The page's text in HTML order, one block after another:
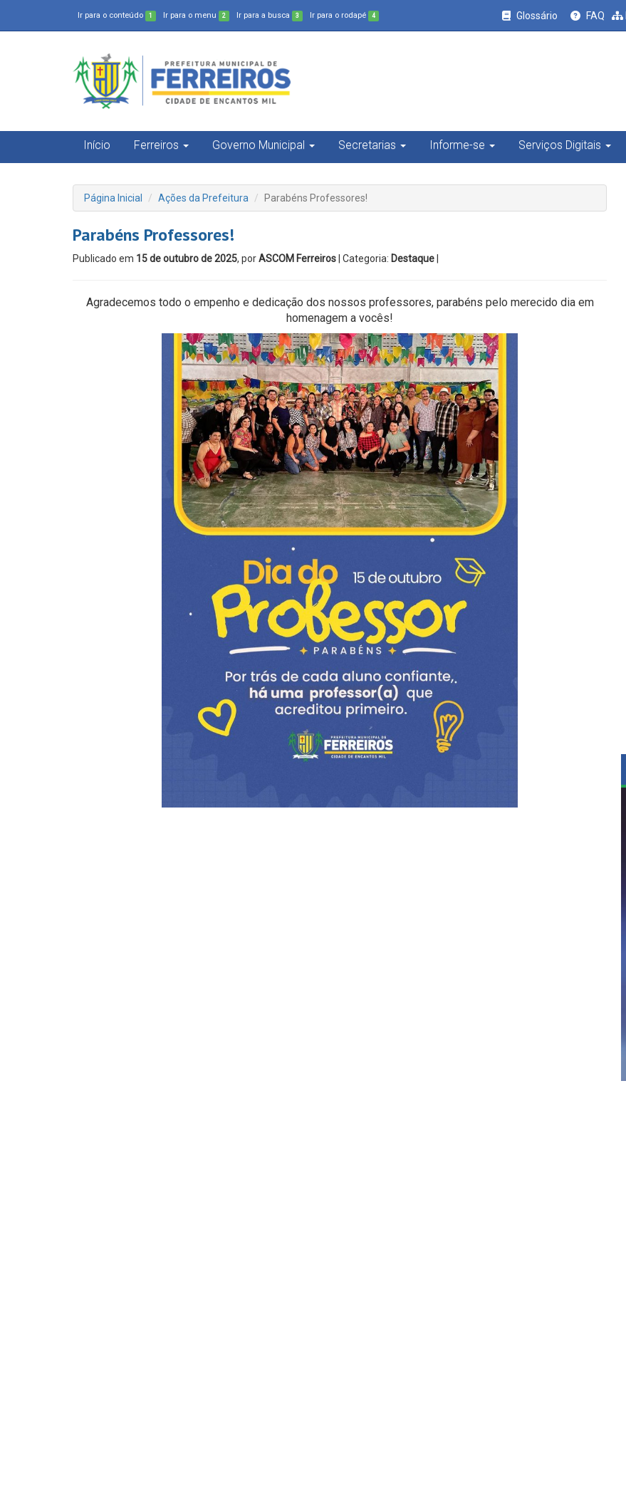
Ir para o conteúdo 1 Ir para o menu 2 Ir para a busca 3 Ir para o rodapé 4 Glossário FAQ
Início Ferreiros Governo Municipal Secretarias Informe-se Serviços Digitais
Página Inicial Ações da Prefeitura Parabéns Professores!
Parabéns Professores!
Publicado em 15 de outubro de 2025, porASCOM Ferreiros | Categoria: Destaque
Agradecemos todo o empenho e dedicação dos nossos professores, parabéns pelo merecido dia em
homenagem a vocês!